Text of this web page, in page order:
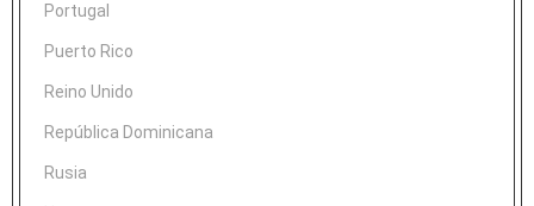
Portugal
Puerto Rico
Reino Unido
República Dominicana
Rusia